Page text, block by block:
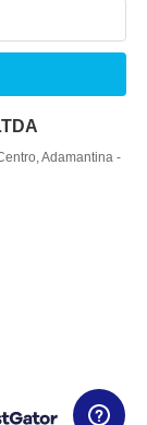
Adamantina-